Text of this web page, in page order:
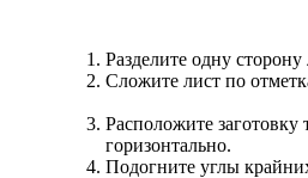
Разделите одну сторону
Сложите лист по
Расположите
горизонтально.
Подогните углы